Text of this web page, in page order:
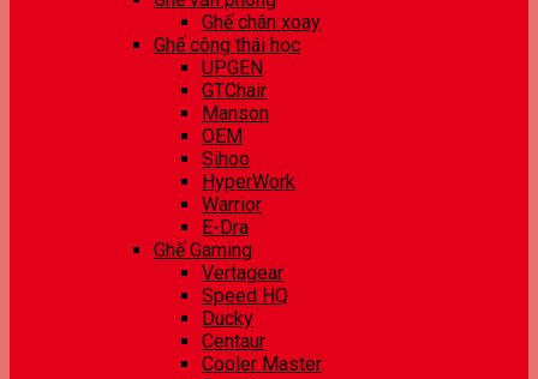
Ghế chân xoay
Ghế công thái học
UPGEN
GTChair
Manson
OEM
Sihoo
HyperWork
Warrior
E-Dra
Ghế Gaming
Vertagear
Speed HQ
Ducky
Centaur
Cooler Master